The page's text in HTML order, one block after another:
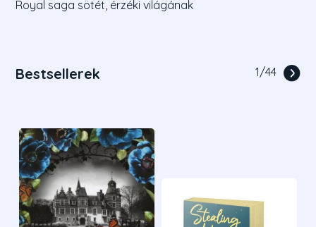
Royal saga sötét, érzéki világának
Bestsellerek 1/44